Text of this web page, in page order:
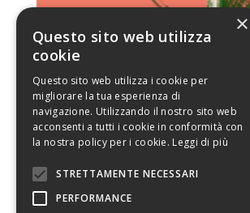
Gli anniversari
Gli anniversari 2022 Torino che legge
(1902 – 1968)Mario Lodi (1922 –
Pasolini (1922 – 1975)Beppe Fenoglio
Sabato 23 aprile ore 17.00 Sala
‘900 Ada Gobetti e la letteratura...
×
Questo sito web utilizza
cookie
Questo sito web utilizza i cookie per
migliorare la tua esperienza di
navigazione. Utilizzando il nostro sito web
acconsenti a tutti i cookie in conformità con
la nostra policy per i cookie. Leggi di più
STRETTAMENTE NECESSARI
PERFORMANCE